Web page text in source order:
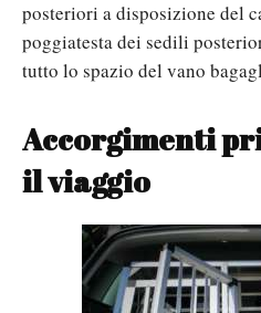
posteriori a disposizione del
poggiatesta dei sedili
tutto lo spazio del vano
Accorgimenti
il viaggio